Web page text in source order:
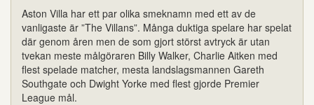
Aston Villa har ett par olika smeknamn med ett av de
vanligaste är ”The Villans”. Många duktiga spelare har spelat
där genom åren men de som gjort störst avtryck är utan
tvekan meste målgöraren Billy Walker, Charlie Aitken med
flest spelade matcher, mesta landslagsmannen Gareth
Southgate och Dwight Yorke med flest gjorde Premier
League mål.